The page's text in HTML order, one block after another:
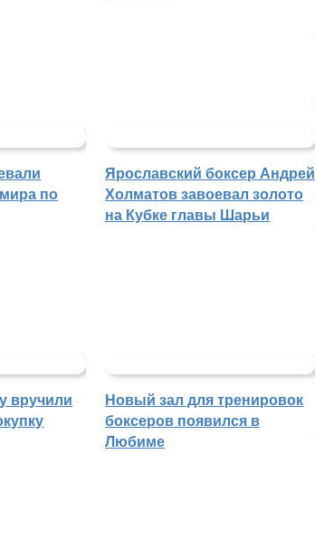
по
Ярославский боксер Андрей
Холматов завоевал золото
на Кубке главы Шарьи
вручили
Новый зал для тренировок
боксеров появился в
Любиме